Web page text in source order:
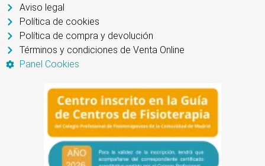
Aviso legal
Política de cookies
Política de compra y devolución
Términos y condiciones de Venta Online
Panel Cookies